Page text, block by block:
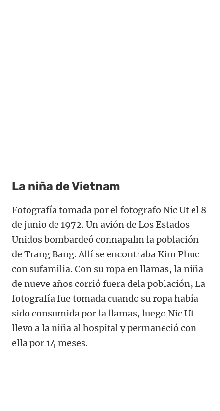
La niña de Vietnam
Fotografía tomada por el fotografo Nic Ut el 8
de junio de 1972. Un avión de Los Estados
Unidos bombardeó connapalm la población
de Trang Bang. Allí se encontraba Kim Phuc
con sufamilia. Con su ropa en llamas, la niña
de nueve años corrió fuera dela población, La
fotografía fue tomada cuando su ropa había
sido consumida por la llamas, luego Nic Ut
llevo a la niña al hospital y permaneció con
ella por 14 meses.